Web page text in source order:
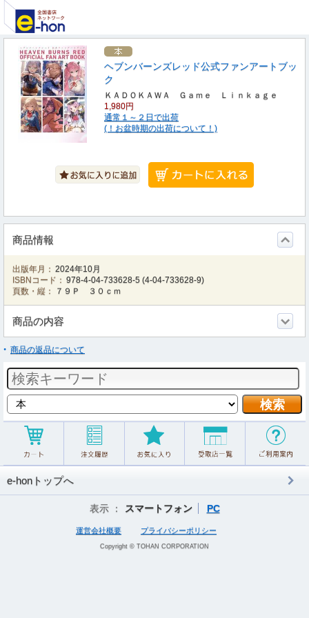
ヘブンバーンズレッド公式ファンアートブッ
ク
ＫＡＤＯＫＡＷＡ Ｇａｍｅ Ｌｉｎｋａｇｅ
1,980円
通常１～２日で出荷
(！お盆時期の出荷について！)
商品情報
出版年月： 2024年10月
ISBNコード： 978-4-04-733628-5 (4-04-733628-9)
頁数・縦：
７９Ｐ ３０ｃｍ
商品の内容
商品の返品について
e-honトップへ
表示 ： スマートフォン PC
運営会社概要 プライバシーポリシー
Copyright © TOHAN CORPORATION